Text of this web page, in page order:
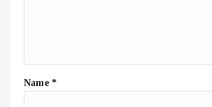
Name *